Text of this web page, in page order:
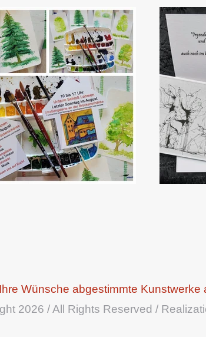
Wünsche abgestimmte
2026 / All Rights Reserved /